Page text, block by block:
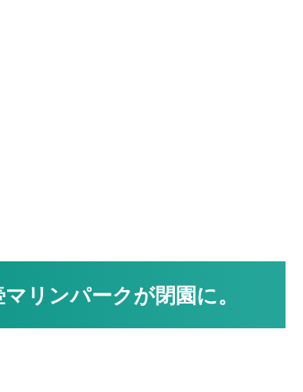
リンパークが閉園に。